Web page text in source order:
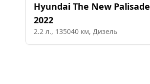
Hyundai The New Palisade
2022
2.2 л., 135040 км, Дизель